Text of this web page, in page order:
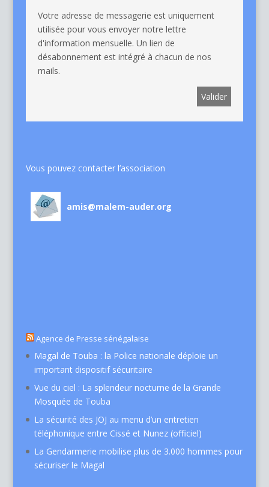
Votre adresse de messagerie est uniquement
utilisée pour vous envoyer notre lettre
d'information mensuelle. Un lien de
désabonnement est intégré à chacun de nos
mails.
Vous pouvez contacter l’association
amis@malem-auder.org
Agence de Presse sénégalaise
Magal de Touba : la Police nationale déploie un
important dispositif sécuritaire
Vue du ciel : La splendeur nocturne de la Grande
Mosquée de Touba
La sécurité des JOJ au menu d’un entretien
téléphonique entre Cissé et Nunez (officiel)
La Gendarmerie mobilise plus de 3.000 hommes pour
sécuriser le Magal